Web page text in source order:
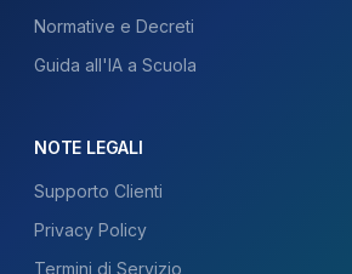
Normative e Decreti
Guida all'IA a Scuola
NOTE LEGALI
Supporto Clienti
Privacy Policy
Termini di Servizio